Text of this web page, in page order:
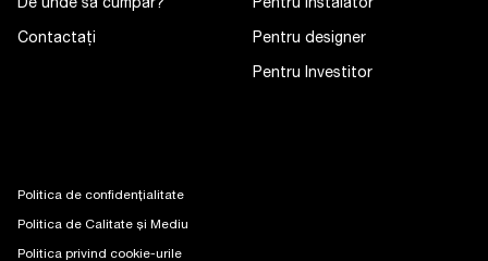
De unde să cumpăr?
Contactaţi
Pentru instalator
Pentru designer
Pentru Investitor
Politica de confidențialitate
Politica de Calitate și Mediu
Politica privind cookie-urile